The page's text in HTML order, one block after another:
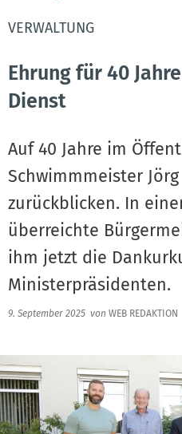
VERWALTUNG
Ehrung für 40
Dienst
Auf 40 Jahre im
Schwimmmeister
zurückblicken. In
überreichte
ihm jetzt die
Ministerpräsidenten.
9. September 2025 von WEB REDAKTION